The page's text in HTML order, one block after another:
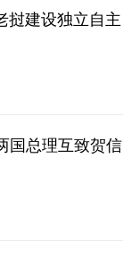
挝建设独立自主
国总理互致贺信